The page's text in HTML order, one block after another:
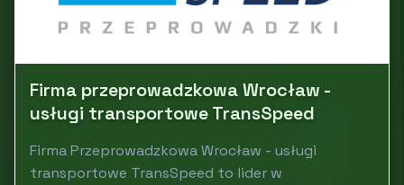
Firma przeprowadzkowa Wrocław -
usługi transportowe TransSpeed
Firma Przeprowadzkowa Wrocław - usługi
transportowe TransSpeed to lider w